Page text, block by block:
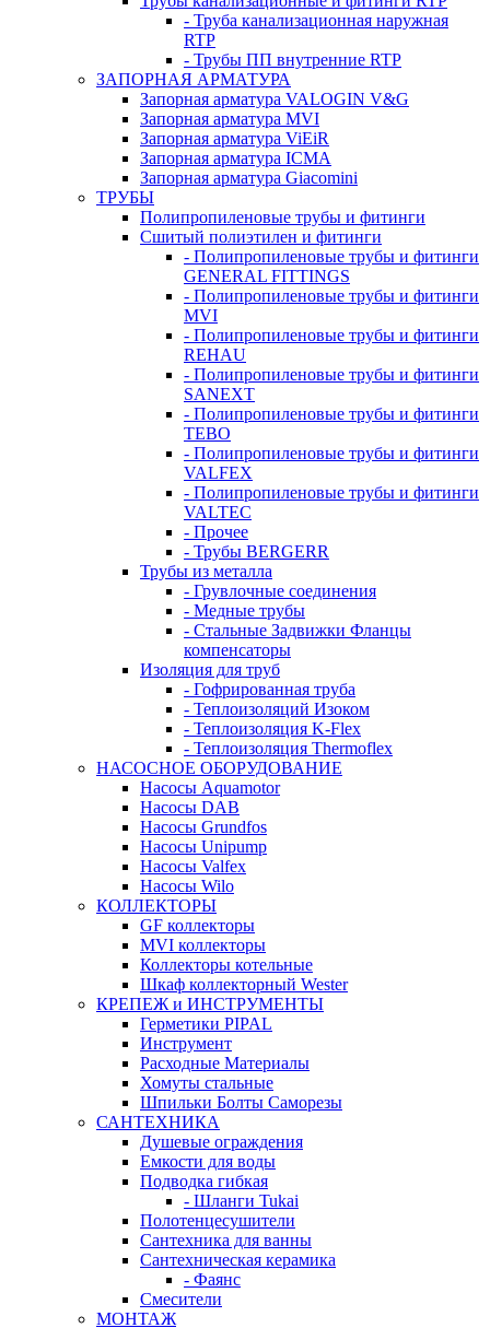
- Труба канализационная наружная
RTP
- Трубы ПП внутренние RTP
ЗАПОРНАЯ АРМАТУРА
Запорная арматура VALOGIN V&G
Запорная арматура MVI
Запорная арматура ViEiR
Запорная арматура ICMA
Запорная арматура Giacomini
ТРУБЫ
Полипропиленовые трубы и фитинги
Сшитый полиэтилен и фитинги
- Полипропиленовые трубы и фитинги
GENERAL FITTINGS
- Полипропиленовые трубы и фитинги
MVI
- Полипропиленовые трубы и фитинги
REHAU
- Полипропиленовые трубы и фитинги
SANEXT
- Полипропиленовые трубы и фитинги
TEBO
- Полипропиленовые трубы и фитинги
VALFEX
- Полипропиленовые трубы и фитинги
VALTEC
- Прочее
- Трубы BERGERR
Трубы из металла
- Грувлочные соединения
- Медные трубы
- Стальные Задвижки Фланцы
компенсаторы
Изоляция для труб
- Гофрированная труба
- Теплоизоляций Изоком
- Теплоизоляция K-Flex
- Теплоизоляция Thermoflex
НАСОСНОЕ ОБОРУДОВАНИЕ
Насосы Aquamotor
Насосы DAB
Насосы Grundfos
Насосы Unipump
Насосы Valfex
Насосы Wilo
КОЛЛЕКТОРЫ
GF коллекторы
MVI коллекторы
Коллекторы котельные
Шкаф коллекторный Wester
КРЕПЕЖ и ИНСТРУМЕНТЫ
Герметики PIPAL
Инструмент
Расходные Материалы
Хомуты стальные
Шпильки Болты Саморезы
САНТЕХНИКА
Душевые ограждения
Емкости для воды
Подводка гибкая
- Шланги Tukai
Полотенцесушители
Сантехника для ванны
Сантехническая керамика
- Фаянс
Смесители
МОНТАЖ